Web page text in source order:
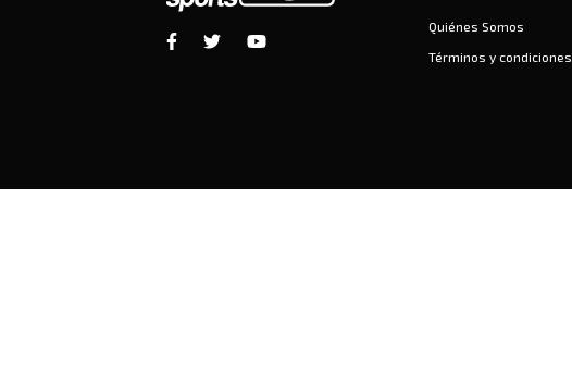
Quiénes Somos
Términos y condiciones